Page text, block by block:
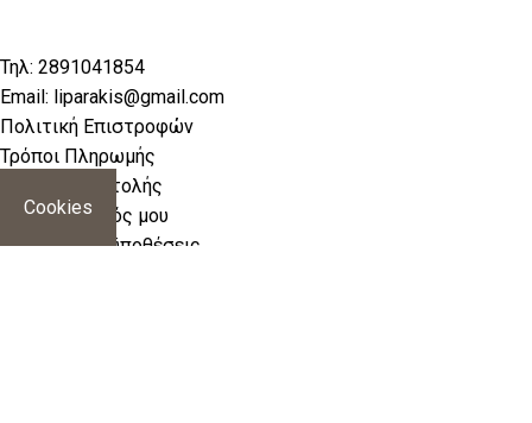
Cookies
Τηλ: 2891041854
Email: liparakis@gmail.com
Πολιτική Επιστροφών
Τρόποι Πληρωμής
Τρόποι Αποστολής
Ο Λογαριασμός μου
Όροι και προϋποθέσεις